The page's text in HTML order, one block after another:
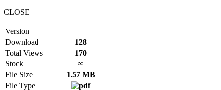
CLOSE
Version
Download
128
Total Views
170
Stock
∞
File Size
1.57 MB
File Type